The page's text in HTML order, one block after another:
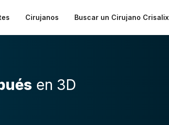
Cirujanos Buscar un Cirujano Crisalix
en 3D